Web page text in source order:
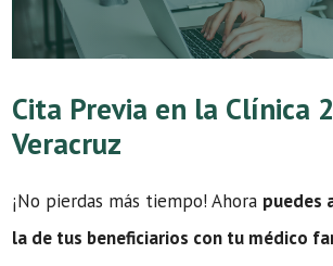
Cita Previa en la Clínica
Veracruz
¡No pierdas más tiempo! Ahora puedes
la de tus beneficiarios con tu médico